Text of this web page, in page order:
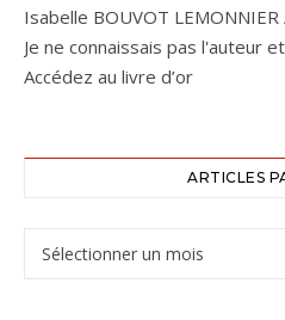
Isabelle BOUVOT LEMONNIER
Je ne connaissais pas l'auteur
Accédez au livre d’or
ARTICLES